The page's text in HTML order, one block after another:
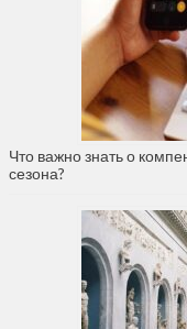
Что важно знать о
сезона?